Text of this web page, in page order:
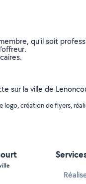
qu’il soit
sur la ville de
création de flyers,